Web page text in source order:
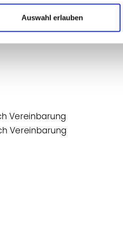
Auswahl erlauben
Vereinbarung
Vereinbarung